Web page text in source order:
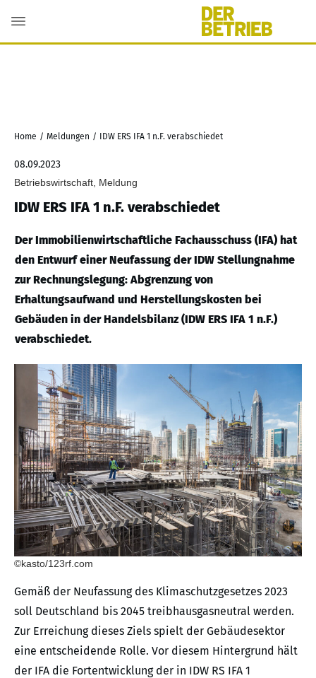
Home / Meldungen / IDW ERS IFA 1 n.F. verabschiedet
08.09.2023
Betriebswirtschaft, Meldung
IDW ERS IFA 1 n.F. verabschiedet
Der Immobilienwirtschaftliche Fachausschuss (IFA) hat
den Entwurf einer Neufassung der IDW Stellungnahme
zur Rechnungslegung: Abgrenzung von
Erhaltungsaufwand und Herstellungskosten bei
Gebäuden in der Handelsbilanz (IDW ERS IFA 1 n.F.)
verabschiedet.
©kasto/123rf.com
Gemäß der Neufassung des Klimaschutzgesetzes 2023
soll Deutschland bis 2045 treibhausgasneutral werden.
Zur Erreichung dieses Ziels spielt der Gebäudesektor
eine entscheidende Rolle. Vor diesem Hintergrund hält
der IFA die Fortentwicklung der in IDW RS IFA 1